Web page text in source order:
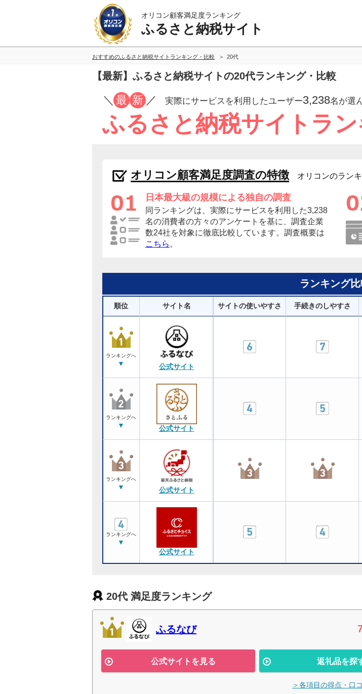
オリコン顧客満足度ランキング
ふるさと納税サイト
おすすめのふるさと納税サイトランキング・比較 20代
【最新】ふるさと納税サイトの20代ランキング・比較
／ 最 新 ／ 実際にサービスを利用したユーザー3,238名が選
ふるさと納税サイトラ
オリコン顧客満足度調査の特徴 オリコンのラン
日本最大級の規模による独自の調査
同ランキングは、実際にサービスを利用した3,238
名の消費者の方々のアンケートを基に、調査企業
数24社を対象に徹底比較しています。調査概要は
こちら 。
ランキング
順位 サイト名 サイトの使いやすさ 手続きのしやすさ
ランキングへ
▼ 公式サイト
ランキングへ
▼ 公式サイト
ランキングへ
▼ 公式サイト
ランキングへ
▼
公式サイト
20代 満足度ランキング
ふるなび
公式サイトを見る 返礼品を探
＞各項目の得点・口